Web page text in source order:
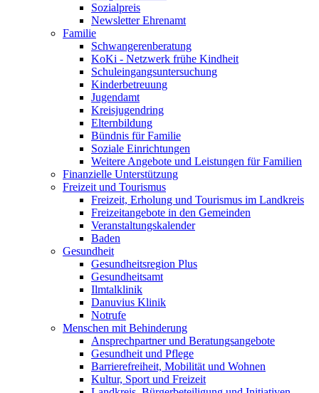
Sozialpreis
Newsletter Ehrenamt
Familie
Schwangerenberatung
KoKi - Netzwerk frühe Kindheit
Schuleingangsuntersuchung
Kinderbetreuung
Jugendamt
Kreisjugendring
Elternbildung
Bündnis für Familie
Soziale Einrichtungen
Weitere Angebote und Leistungen für Familien
Finanzielle Unterstützung
Freizeit und Tourismus
Freizeit, Erholung und Tourismus im Landkreis
Freizeitangebote in den Gemeinden
Veranstaltungskalender
Baden
Gesundheit
Gesundheitsregion Plus
Gesundheitsamt
Ilmtalklinik
Danuvius Klinik
Notrufe
Menschen mit Behinderung
Ansprechpartner und Beratungsangebote
Gesundheit und Pflege
Barrierefreiheit, Mobilität und Wohnen
Kultur, Sport und Freizeit